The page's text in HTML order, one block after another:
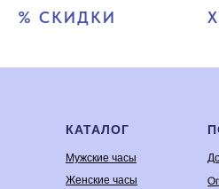
% СКИДКИ
КАТАЛОГ
Мужские часы
Женские часы